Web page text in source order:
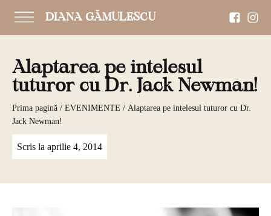
DIANA GĂMULESCU
Alaptarea pe intelesul
tuturor cu Dr. Jack Newman!
Prima pagină / EVENIMENTE / Alaptarea pe intelesul tuturor cu Dr.
Jack Newman!
Scris la aprilie 4, 2014